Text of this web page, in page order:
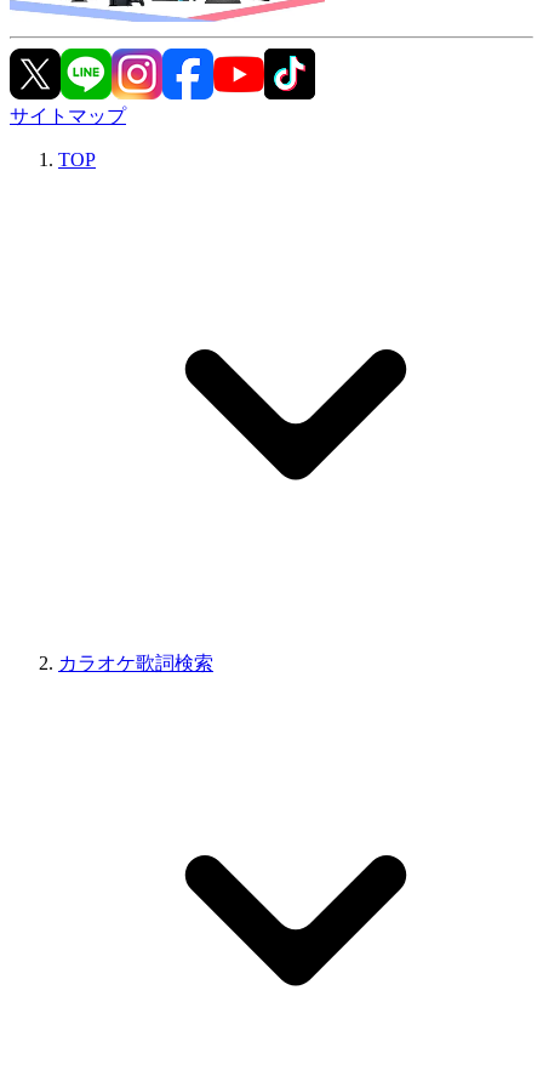
サイトマップ
TOP
カラオケ歌詞検索